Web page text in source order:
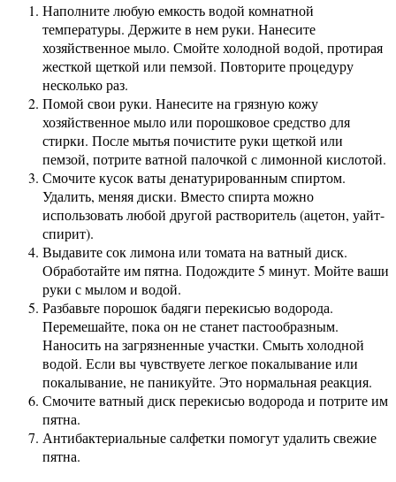
Наполните любую емкость водой комнатной
температуры. Держите в нем руки. Нанесите
хозяйственное мыло. Смойте холодной водой, протирая
жесткой щеткой или пемзой. Повторите процедуру
несколько раз.
Помой свои руки. Нанесите на грязную кожу
хозяйственное мыло или порошковое средство для
стирки. После мытья почистите руки щеткой или
пемзой, потрите ватной палочкой с лимонной кислотой.
Смочите кусок ваты денатурированным спиртом.
Удалить, меняя диски. Вместо спирта можно
использовать любой другой растворитель (ацетон, уайт-
спирит).
Выдавите сок лимона или томата на ватный диск.
Обработайте им пятна. Подождите 5 минут. Мойте ваши
руки с мылом и водой.
Разбавьте порошок бадяги перекисью водорода.
Перемешайте, пока он не станет пастообразным.
Наносить на загрязненные участки. Смыть холодной
водой. Если вы чувствуете легкое покалывание или
покалывание, не паникуйте. Это нормальная реакция.
Смочите ватный диск перекисью водорода и потрите им
пятна.
Антибактериальные салфетки помогут удалить свежие
пятна.